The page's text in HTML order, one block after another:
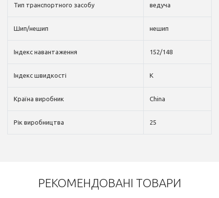
Тип транспортного засобу ведуча
Шип/нешип нешип
Індекс навантаження 152/148
Індекс швидкості K
Країна виробник China
Рік виробництва 25
РЕКОМЕНДОВАНІ ТОВАРИ